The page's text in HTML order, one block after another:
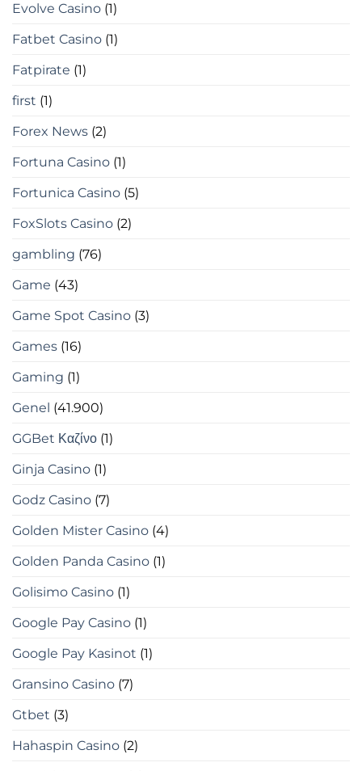
Evolve Casino (1)
Fatbet Casino (1)
Fatpirate (1)
first (1)
Forex News (2)
Fortuna Casino (1)
Fortunica Casino (5)
FoxSlots Casino (2)
gambling (76)
Game (43)
Game Spot Casino (3)
Games (16)
Gaming (1)
Genel (41.900)
GGBet Καζίνο (1)
Ginja Casino (1)
Godz Casino (7)
Golden Mister Casino (4)
Golden Panda Casino (1)
Golisimo Casino (1)
Google Pay Casino (1)
Google Pay Kasinot (1)
Gransino Casino (7)
Gtbet (3)
Hahaspin Casino (2)